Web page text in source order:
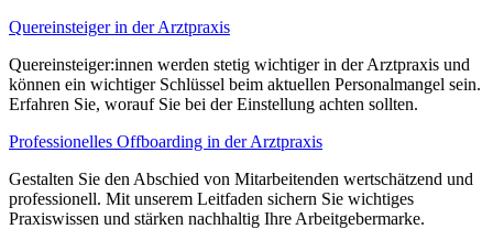
Quereinsteiger in der Arztpraxis
Quereinsteiger:innen werden stetig wichtiger in der Arztpraxis und
können ein wichtiger Schlüssel beim aktuellen Personalmangel sein.
Erfahren Sie, worauf Sie bei der Einstellung achten sollten.
Professionelles Offboarding in der Arztpraxis
Gestalten Sie den Abschied von Mitarbeitenden wertschätzend und
professionell. Mit unserem Leitfaden sichern Sie wichtiges
Praxiswissen und stärken nachhaltig Ihre Arbeitgebermarke.